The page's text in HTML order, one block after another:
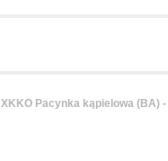
XKKO Pacynka kąpielowa (BA)